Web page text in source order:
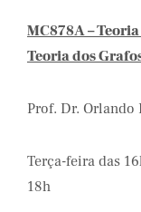
MC878A –
Teoria dos
Prof. Dr. Orlando
Terça-feira das
18h